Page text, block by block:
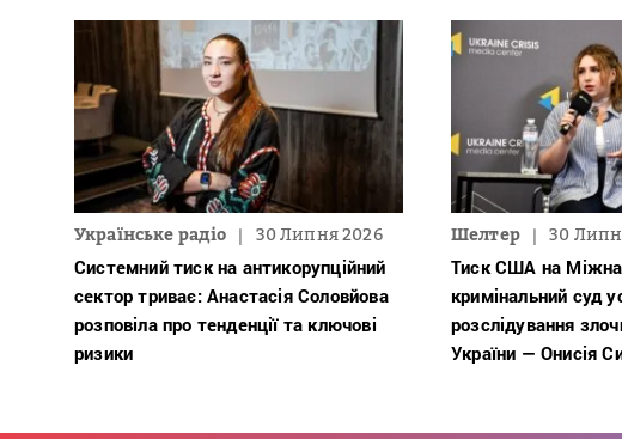
Українське радіо 30 Липня 2026
Системний тиск на антикорупційний
сектор триває: Анастасія Соловйова
розповіла про тенденції та ключові
ризики
Шелтер 30
Тиск США на
кримінальний суд
розслідування
України — Онисія